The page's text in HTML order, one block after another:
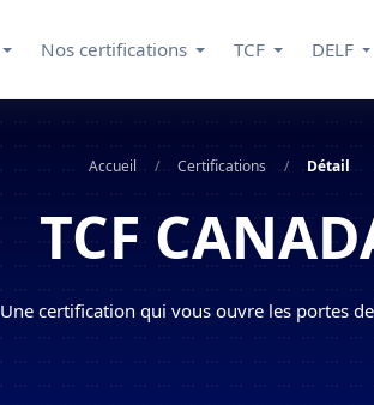
Nos certifications TCF DELF
Accueil / Certifications / Détail
TCF
Une certification qui vous ouvre les portes de